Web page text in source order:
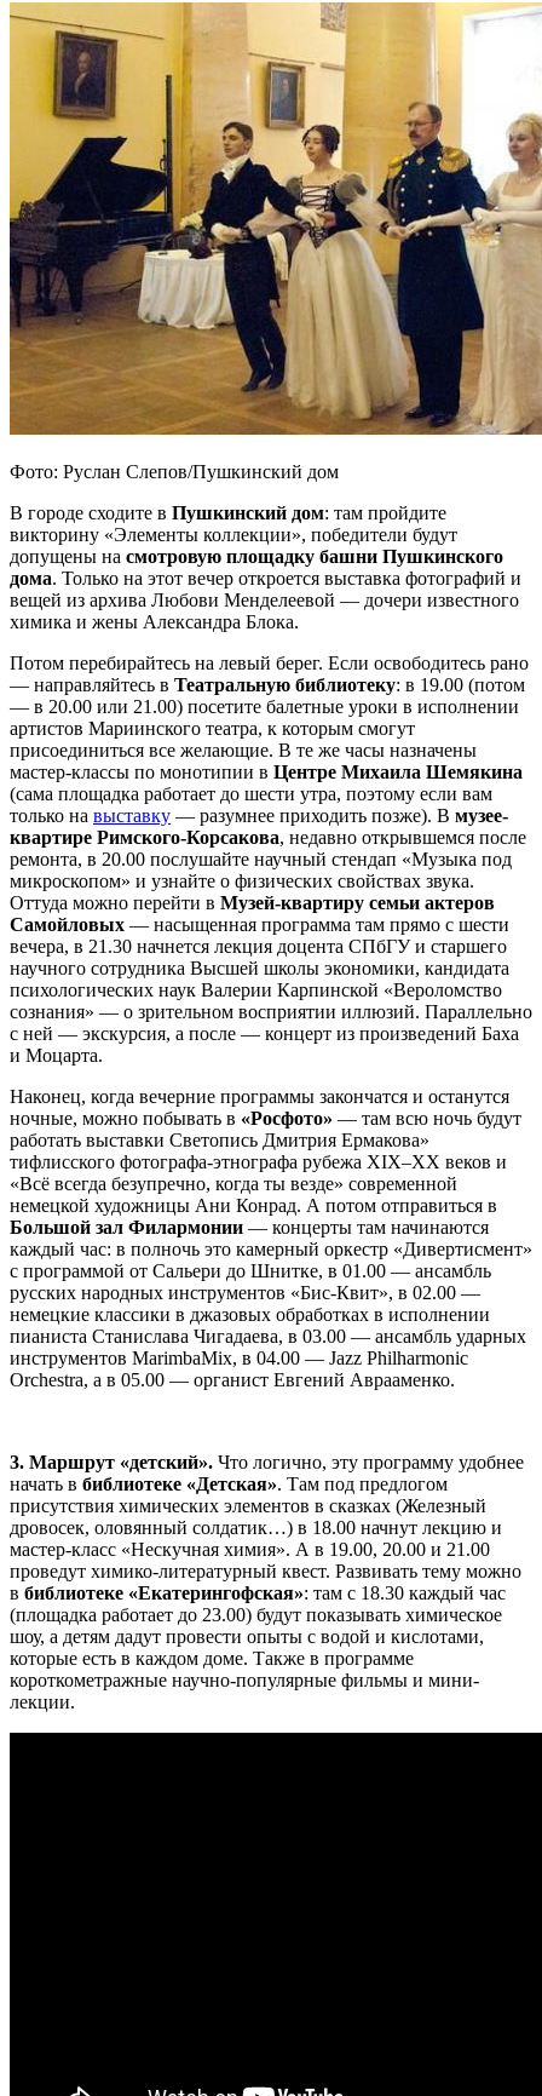
Фото: Руслан Слепов/Пушкинский дом
В городе сходите в Пушкинский дом: там пройдите
викторину «Элементы коллекции», победители будут
допущены на смотровую площадку башни Пушкинского
дома. Только на этот вечер откроется выставка фотографий и
вещей из архива Любови Менделеевой — дочери известного
химика и жены Александра Блока.
Потом перебирайтесь на левый берег. Если освободитесь рано
— направляйтесь в Театральную библиотеку: в 19.00 (потом
— в 20.00 или 21.00) посетите балетные уроки в исполнении
артистов Мариинского театра, к которым смогут
присоединиться все желающие. В те же часы назначены
мастер-классы по монотипии в Центре Михаила Шемякина
(сама площадка работает до шести утра, поэтому если вам
только на выставку — разумнее приходить позже). В музее-
квартире Римского-Корсакова, недавно открывшемся после
ремонта, в 20.00 послушайте научный стендап «Музыка под
микроскопом» и узнайте о физических свойствах звука.
Оттуда можно перейти в Музей-квартиру семьи актеров
Самойловых — насыщенная программа там прямо с шести
вечера, в 21.30 начнется лекция доцента СПбГУ и старшего
научного сотрудника Высшей школы экономики, кандидата
психологических наук Валерии Карпинской «Вероломство
сознания» — о зрительном восприятии иллюзий. Параллельно
с ней — экскурсия, а после — концерт из произведений Баха
и Моцарта.
Наконец, когда вечерние программы закончатся и останутся
ночные, можно побывать в «Росфото» — там всю ночь будут
работать выставки Светопись Дмитрия Ермакова»
тифлисского фотографа-этнографа рубежа XIX–XX веков и
«Всё всегда безупречно, когда ты везде» современной
немецкой художницы Ани Конрад. А потом отправиться в
Большой зал Филармонии — концерты там начинаются
каждый час: в полночь это камерный оркестр «Дивертисмент»
с программой от Сальери до Шнитке, в 01.00 — ансамбль
русских народных инструментов «Бис-Квит», в 02.00 —
немецкие классики в джазовых обработках в исполнении
пианиста Станислава Чигадаева, в 03.00 — ансамбль ударных
инструментов MarimbaMix, в 04.00 — Jazz Philharmonic
Orchestra, а в 05.00 — органист Евгений Аврааменко.
3. Маршрут «детский». Что логично, эту программу удобнее
начать в библиотеке «Детская». Там под предлогом
присутствия химических элементов в сказках (Железный
дровосек, оловянный солдатик…) в 18.00 начнут лекцию и
мастер-класс «Нескучная химия». А в 19.00, 20.00 и 21.00
проведут химико-литературный квест. Развивать тему можно
в библиотеке «Екатерингофская»: там с 18.30 каждый час
(площадка работает до 23.00) будут показывать химическое
шоу, а детям дадут провести опыты с водой и кислотами,
которые есть в каждом доме. Также в программе
короткометражные научно-популярные фильмы и мини-
лекции.